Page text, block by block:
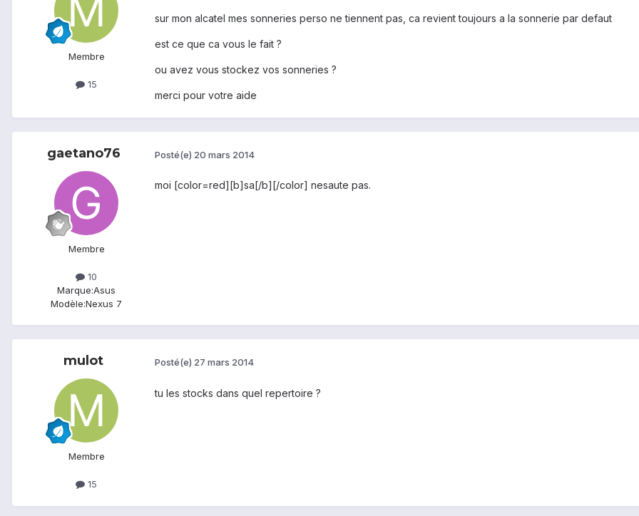
Membre
15
sur mon alcatel mes sonneries perso ne tiennent pas, ca revient toujours a la sonnerie par defaut
est ce que ca vous le fait ?
ou avez vous stockez vos sonneries ?
merci pour votre aide
gaetano76
Membre
10
Marque:Asus
Modèle:Nexus 7
Posté(e) 20 mars 2014
moi [color=red][b]sa[/b][/color] nesaute pas.
mulot
Membre
15
Posté(e) 27 mars 2014
tu les stocks dans quel repertoire ?